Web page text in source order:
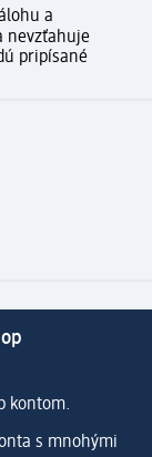
a
nevzťahuje
pripísané
kontom.
s mnohými